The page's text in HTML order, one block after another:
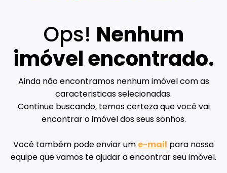
Ops! Nenhum
imóvel encontrado.
Ainda não encontramos nenhum imóvel com as
caracteristicas selecionadas.
Continue buscando, temos certeza que você vai
encontrar o imóvel dos seus sonhos.
Você também pode enviar um e-mail para nossa
equipe que vamos te ajudar a encontrar seu imóvel.